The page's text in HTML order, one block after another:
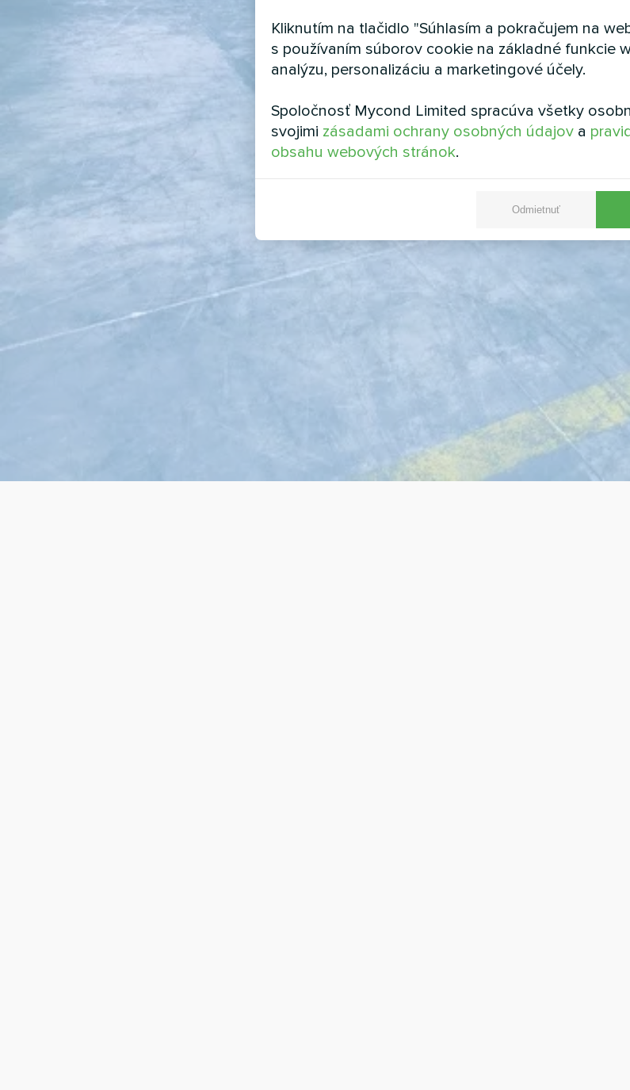
Kliknutím na tlačidlo "Súhlasím a pokračujem na
s používaním súborov cookie na základné funkcie
analýzu, personalizáciu a marketingové účely.
Spoločnosť Mycond Limited spracúva všetky
svojimi zásadami ochrany osobných údajov a
obsahu webových stránok.
Odmietnuť